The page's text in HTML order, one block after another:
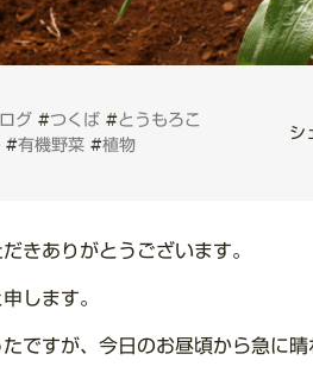
グ #つくば #とうもろこ
#有機野菜 #植物
シ
きありがとうございます。
します。
ですが、今日のお昼頃から急に晴